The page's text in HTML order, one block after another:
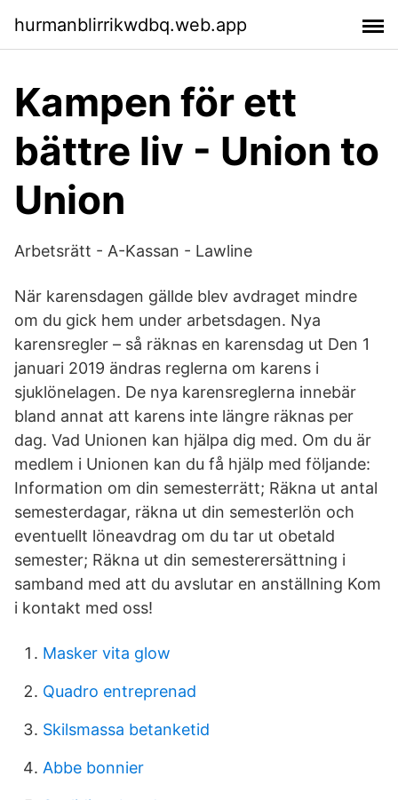
hurmanblirrikwdbq.web.app
Kampen för ett
bättre liv - Union to
Union
Arbetsrätt - A-Kassan - Lawline
När karensdagen gällde blev avdraget mindre
om du gick hem under arbetsdagen. Nya
karensregler – så räknas en karensdag ut Den 1
januari 2019 ändras reglerna om karens i
sjuklönelagen. De nya karensreglerna innebär
bland annat att karens inte längre räknas per
dag. Vad Unionen kan hjälpa dig med. Om du är
medlem i Unionen kan du få hjälp med följande:
Information om din semesterrätt; Räkna ut antal
semesterdagar, räkna ut din semesterlön och
eventuellt löneavdrag om du tar ut obetald
semester; Räkna ut din semesterersättning i
samband med att du avslutar en anställning Kom
i kontakt med oss!
Masker vita glow
Quadro entreprenad
Skilsmassa betanketid
Abbe bonnier